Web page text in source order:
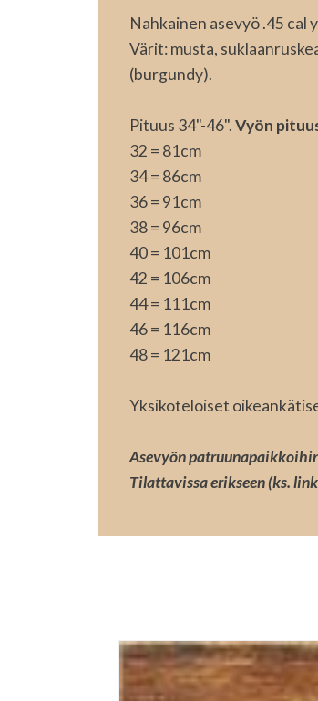
Nahkainen asevyö .45 cal
Värit: musta,
(burgundy).
Pituus 34"-46".Vyön
32 = 81cm
34 = 86cm
36 = 91cm
38 = 96cm
40 = 101cm
42 = 106cm
44 = 111cm
46 = 116cm
48 = 121cm
Yksikoteloiset
Asevyön
Tilattavissa erikseen (ks.